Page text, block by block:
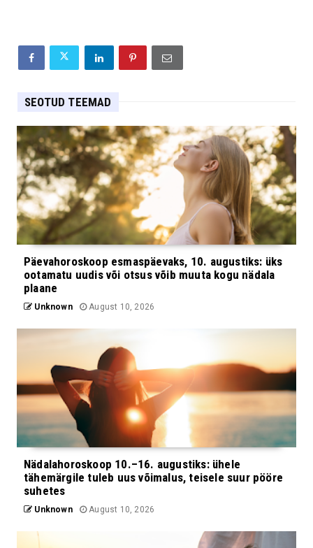
SEOTUD TEEMAD
Päevahoroskoop esmaspäevaks, 10. augustiks: üks
ootamatu uudis või otsus võib muuta kogu nädala
plaane
Unknown August 10, 2026
Nädalahoroskoop 10.–16. augustiks: ühele
tähemärgile tuleb uus võimalus, teisele suur pööre
suhetes
Unknown August 10, 2026